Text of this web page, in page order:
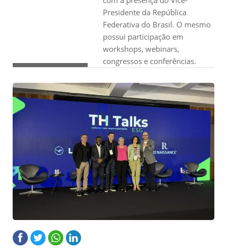
Presidente da República
Federativa do Brasil. O mesmo
possui participação em
workshops, webinars,
congressos e conferências.